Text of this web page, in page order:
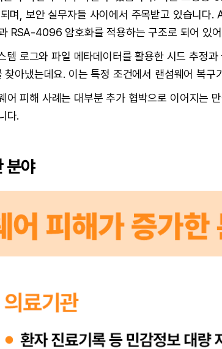
며, 보안 실무자들 사이에서 주목받고 있습니
RSA-4096 암호화를 적용하는 구조로 되어 있
로그와 파일 메타데이터를 활용한 시드 추정
아냈는데요. 이는 특정 조건에서 랜섬웨어 복구
어 피해 사례는 대부분 추가 협박으로 이어지는
다.
분야